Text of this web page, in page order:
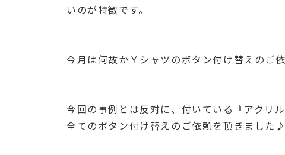
いのが特徴です。
今月は何故かＹシャツのボタン付け替えのご
今回の事例とは反対に、付いている『アクリ
全てのボタン付け替えのご依頼を頂きまし